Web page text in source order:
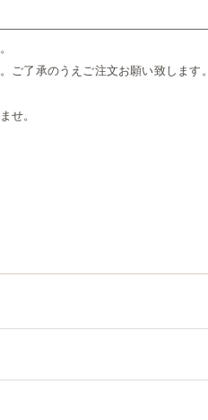
了承のうえご注文お願い致します。
せ。